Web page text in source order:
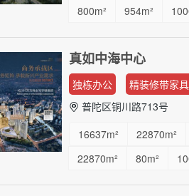
800m²
954m²
40000m²
5320m²
真如中海中心
独栋办公
精装修带家具
普陀区铜川路713号
16637m²
22870m²
22870m²
80m²
1000m²
2000m²